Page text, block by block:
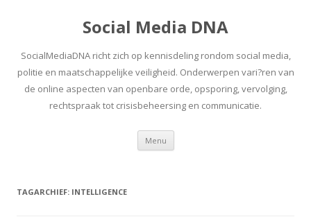
Social Media DNA
SocialMediaDNA richt zich op kennisdeling rondom social media,
politie en maatschappelijke veiligheid. Onderwerpen vari?ren van
de online aspecten van openbare orde, opsporing, vervolging,
rechtspraak tot crisisbeheersing en communicatie.
Menu Spring
inhoud
TAGARCHIEF: INTELLIGENCE